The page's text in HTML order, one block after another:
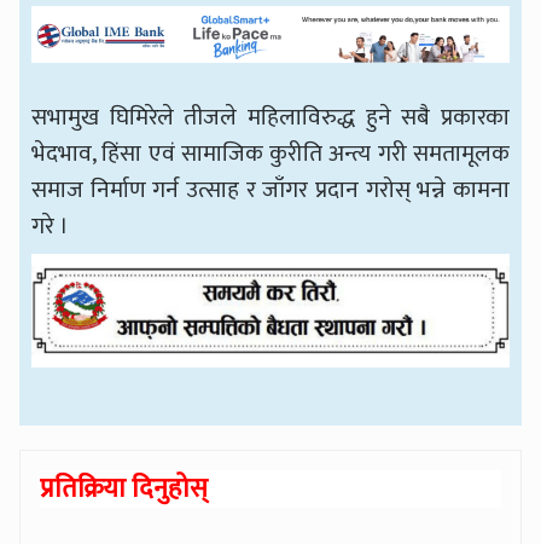
सभामुख घिमिरेले तीजले महिलाविरुद्ध हुने सबै प्रकारका
भेदभाव, हिंसा एवं सामाजिक कुरीति अन्त्य गरी समतामूलक
समाज निर्माण गर्न उत्साह र जाँगर प्रदान गरोस् भन्ने कामना
गरे ।
प्रतिक्रिया दिनुहोस्